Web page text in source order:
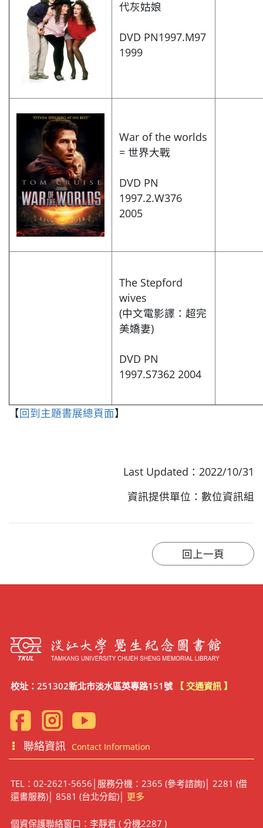
代灰姑娘
DVD PN1997.M97
1999
War of the worlds
= 世界大戰
DVD PN
1997.2.W376
2005
The Stepford
wives
(中文電影譯：超完
美嬌妻)
DVD PN
1997.S7362 2004
【回到主題書展總頁面】
Last Updated：2022/10/31
資訊提供單位：數位資訊組
校址：251302新北市淡水區英專路151號 【 交通資訊 】
聯絡資訊 Contact Information
TEL：02-2621-5656│服務分機：2365 (參考諮詢)│ 2281 (借
還書服務)│ 8581 (台北分館)│ 更多
個資保護聯絡窗口：李靜君 ( 分機2287 )